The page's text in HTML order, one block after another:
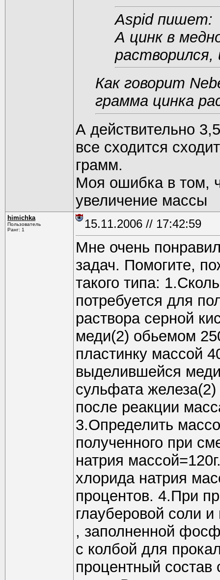
Aspid пишет:
А цинк в
Как говорит
грамма цинка
А действительно
все сходится
грамм.
Моя ошибка в том,
увеличение массы
himichka
Пользователь
Ранг: 1
15.11.2006 // 17:42:59
Мне очень
задач. Помогите,
такого типа:
потребуется для
раствора серной
меди(2) обьемом
пластинку массой
выделившейся
сульфата
после реакции
3.Определить
полученного при
натрия
хлорида натрия
процентов. 4.При
глауберовой соли
, заполненной
с колбой для
процентный